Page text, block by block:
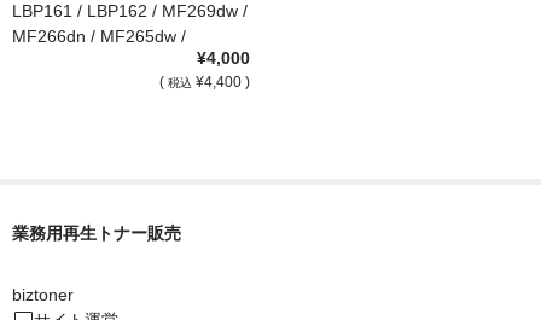
LBP161 / LBP162 / MF269dw /
MF266dn / MF265dw /
¥4,000
( 税込 ¥4,400 )
業務用再生トナー販売
biztoner